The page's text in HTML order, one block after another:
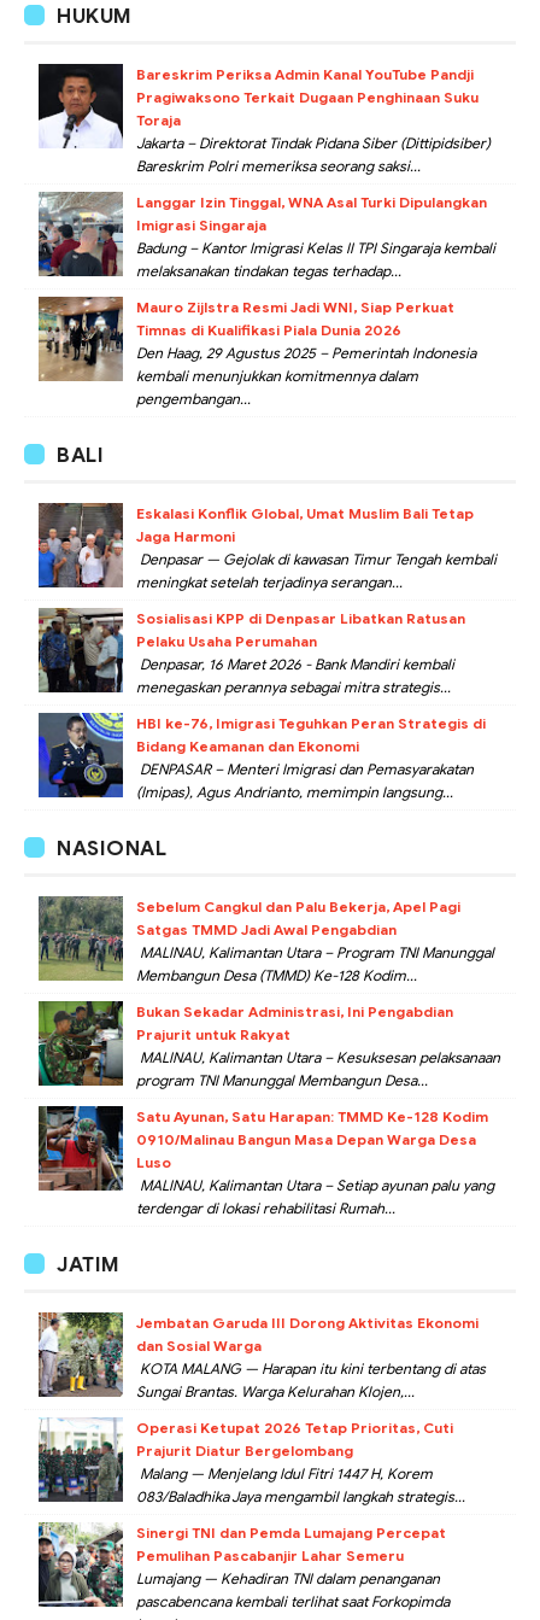
HUKUM
Bareskrim Periksa Admin Kanal YouTube Pandji
Pragiwaksono Terkait Dugaan Penghinaan Suku
Toraja
Jakarta – Direktorat Tindak Pidana Siber (Dittipidsiber)
Bareskrim Polri memeriksa seorang saksi...
Langgar Izin Tinggal, WNA Asal Turki Dipulangkan
Imigrasi Singaraja
Badung – Kantor Imigrasi Kelas II TPI Singaraja kembali
melaksanakan tindakan tegas terhadap...
Mauro Zijlstra Resmi Jadi WNI, Siap Perkuat
Timnas di Kualifikasi Piala Dunia 2026
Den Haag, 29 Agustus 2025 – Pemerintah Indonesia
kembali menunjukkan komitmennya dalam
pengembangan...
BALI
Eskalasi Konflik Global, Umat Muslim Bali Tetap
Jaga Harmoni
Denpasar — Gejolak di kawasan Timur Tengah kembali
meningkat setelah terjadinya serangan...
Sosialisasi KPP di Denpasar Libatkan Ratusan
Pelaku Usaha Perumahan
Denpasar, 16 Maret 2026 - Bank Mandiri kembali
menegaskan perannya sebagai mitra strategis...
HBI ke-76, Imigrasi Teguhkan Peran Strategis di
Bidang Keamanan dan Ekonomi
DENPASAR – Menteri Imigrasi dan Pemasyarakatan
(Imipas), Agus Andrianto, memimpin langsung...
NASIONAL
Sebelum Cangkul dan Palu Bekerja, Apel Pagi
Satgas TMMD Jadi Awal Pengabdian
MALINAU, Kalimantan Utara – Program TNI Manunggal
Membangun Desa (TMMD) Ke-128 Kodim...
Bukan Sekadar Administrasi, Ini Pengabdian
Prajurit untuk Rakyat
MALINAU, Kalimantan Utara – Kesuksesan pelaksanaan
program TNI Manunggal Membangun Desa...
Satu Ayunan, Satu Harapan: TMMD Ke-128 Kodim
0910/Malinau Bangun Masa Depan Warga Desa
Luso
MALINAU, Kalimantan Utara – Setiap ayunan palu yang
terdengar di lokasi rehabilitasi Rumah...
JATIM
Jembatan Garuda III Dorong Aktivitas Ekonomi
dan Sosial Warga
KOTA MALANG — Harapan itu kini terbentang di atas
Sungai Brantas. Warga Kelurahan Klojen,...
Operasi Ketupat 2026 Tetap Prioritas, Cuti
Prajurit Diatur Bergelombang
Malang — Menjelang Idul Fitri 1447 H, Korem
083/Baladhika Jaya mengambil langkah strategis...
Sinergi TNI dan Pemda Lumajang Percepat
Pemulihan Pascabanjir Lahar Semeru
Lumajang — Kehadiran TNI dalam penanganan
pascabencana kembali terlihat saat Forkopimda